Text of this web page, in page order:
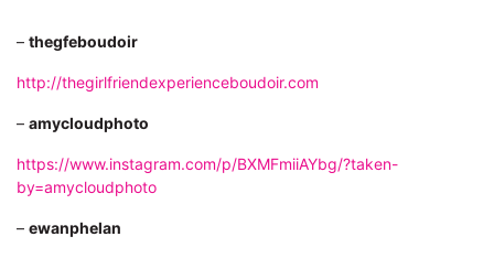
– thegfeboudoir
http://thegirlfriendexperienceboudoir.com
– amycloudphoto
https://www.instagram.com/p/BXMFmiiAYbg/?taken-
by=amycloudphoto
– ewanphelan